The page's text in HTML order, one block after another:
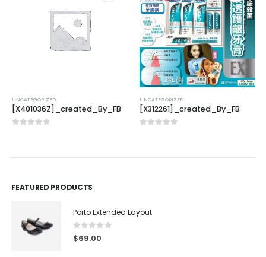
UNCATEGORIZED
[X401036Z]_created_By_FB
UNCATEGORIZED
[X312261]_created_By_FB
FEATURED PRODUCTS
Porto Extended Layout
0 out of 5
$69.00